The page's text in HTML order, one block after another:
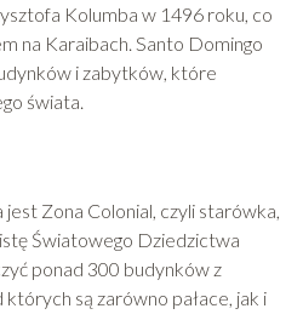
Kolumba w 1496 roku, co
na Karaibach. Santo Domingo
i zabytków, które
świata.
Zona Colonial, czyli starówka,
Światowego Dziedzictwa
ponad 300 budynków z
są zarówno pałace, jak i